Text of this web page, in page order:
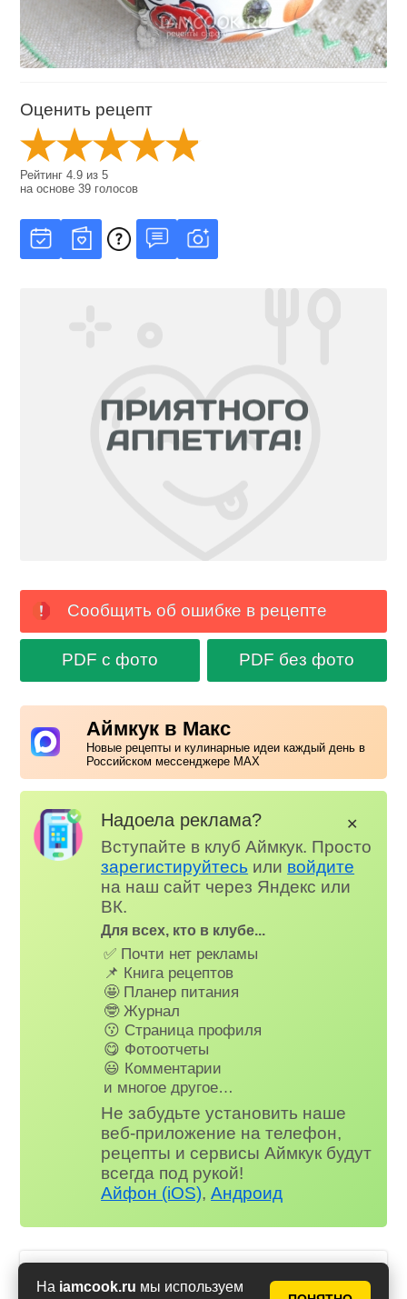
На iamcook.ru мы используем
Оценить рецепт
Рейтинг4.9 из5
на основе39 голосов
Сообщить об ошибке в рецепте
PDF с фото PDF без фото
Аймкук в Макс
Новые рецепты и кулинарные идеи каждый день в
Российском мессенджере MAX
Надоела реклама?
Вступайте в клуб Аймкук. Просто
зарегистируйтесь или войдите
на наш сайт через Яндекс или
ВК.
Для всех, кто в клубе...
✅ Почти нет рекламы
📌 Книга рецептов
🤩 Планер питания
🤓 Журнал
😗 Страница профиля
😋 Фотоотчеты
😃 Комментарии
и многое другое…
Не забудьте установить наше
веб-приложение на телефон,
рецепты и сервисы Аймкук будут
всегда под рукой!
Айфон (iOS),Андроид
✕
Булгур с курицей в сковороде